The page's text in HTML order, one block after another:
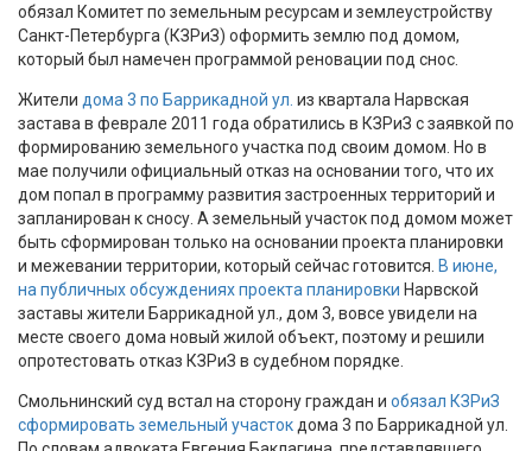
обязал Комитет по земельным ресурсам и землеустройству
Санкт-Петербурга (КЗРиЗ) оформить землю под домом,
который был намечен программой реновации под снос.
Жители дома 3 по Баррикадной ул. из квартала Нарвская
застава в феврале 2011 года обратились в КЗРиЗ с заявкой по
формированию земельного участка под своим домом. Но в
мае получили официальный отказ на основании того, что их
дом попал в программу развития застроенных территорий и
запланирован к сносу. А земельный участок под домом может
быть сформирован только на основании проекта планировки
и межевании территории, который сейчас готовится. В июне,
на публичных обсуждениях проекта планировки Нарвской
заставы жители Баррикадной ул., дом 3, вовсе увидели на
месте своего дома новый жилой объект, поэтому и решили
опротестовать отказ КЗРиЗ в судебном порядке.
Смольнинский суд встал на сторону граждан и обязал КЗРиЗ
сформировать земельный участок дома 3 по Баррикадной ул.